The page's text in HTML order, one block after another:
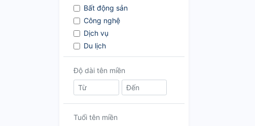
Bất động sản
Công nghệ
Dịch vụ
Du lịch
Giải trí
Giáo dục
Mua sắm
Mỹ phẩm - Làm đẹp
Ô tô - Xe máy
Độ dài tên miền
Tuổi tên miền